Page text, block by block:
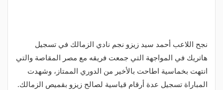
نجح اللاعب أحمد سيد زيزو نجم نادي الزمالك في تسجيل
هاتريك في المواجهة التي جمعت فريقه مع مصر المقاصة والتي
انتهت بخماسية اطاحت بالأخير من الدوري الممتاز، وشهدت
المباراة تسجيل عدة أرقام قياسية لصالح زيزو بقميص الزمالك.